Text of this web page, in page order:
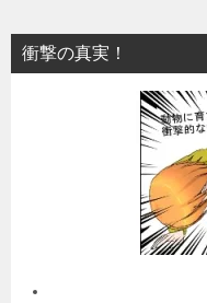
衝撃の真実！